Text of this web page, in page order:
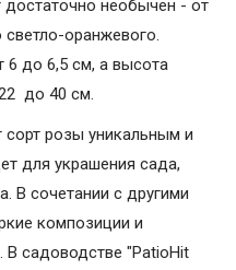
достаточно необычен - от
оранжевого.
6 до 6,5 см, а высота
до 40 см.
сорт розы уникальным и
для украшения сада,
В сочетании с другими
композиции и
В садоводстве "PatioHit